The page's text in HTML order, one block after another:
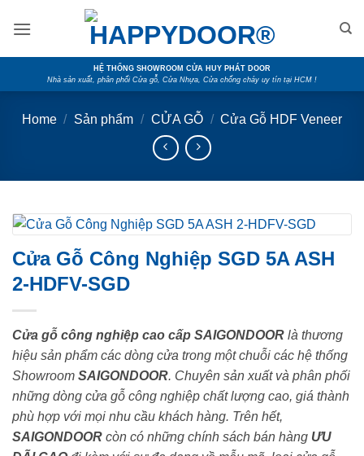
HỆ THỐNG SHOWROOM CỬA HUY PHÁT DOOR
Nhà sản xuất, phân phối Cửa gỗ, Cửa Nhựa, Cửa chống cháy uy tín tại HCM !
Home / Sản phẩm / CỬA GỖ / Cửa Gỗ HDF Veneer
Cửa Gỗ Công Nghiệp SGD 5A ASH
2-HDFV-SGD
Cửa gỗ công nghiệp cao cấp SAIGONDOOR là thương
hiệu sản phẩm các dòng cửa trong một chuỗi các hệ thống
Showroom SAIGONDOOR. Chuyên sản xuất và phân phối
những dòng cửa gỗ công nghiệp chất lượng cao, giá thành
phù hợp với mọi nhu cầu khách hàng. Trên hết,
SAIGONDOOR còn có những chính sách bán hàng ƯU